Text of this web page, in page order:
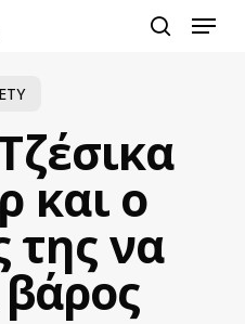
Menu
και ο
της να